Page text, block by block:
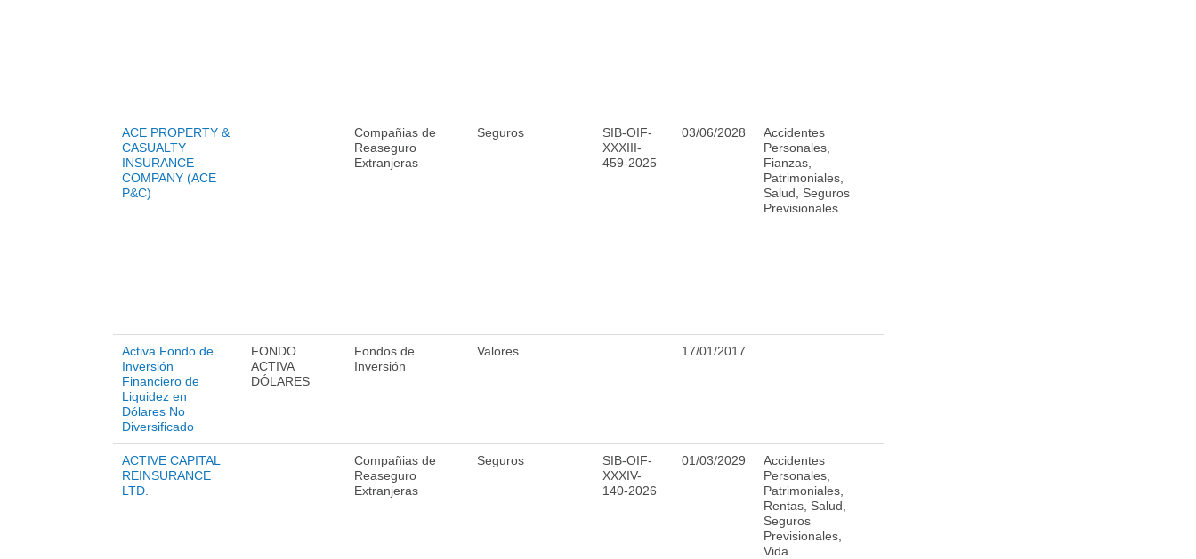
ACE PROPERTY &
CASUALTY
INSURANCE
COMPANY (ACE
P&C)
Compañias de
Reaseguro
Extranjeras
Seguros
SIB-OIF-
XXXIII-
459-2025
03/06/2028
Accidentes
Personales,
Fianzas,
Patrimoniales,
Salud, Seguros
Previsionales
Activa Fondo de
Inversión
Financiero de
Liquidez en
Dólares No
Diversificado
FONDO
ACTIVA
DÓLARES
Fondos de
Inversión
Valores 17/01/2017
ACTIVE CAPITAL
REINSURANCE
LTD.
Compañias de
Reaseguro
Extranjeras
Seguros
SIB-OIF-
XXXIV-
140-2026
01/03/2029
Accidentes
Personales,
Patrimoniales,
Rentas, Salud,
Seguros
Previsionales,
Vida